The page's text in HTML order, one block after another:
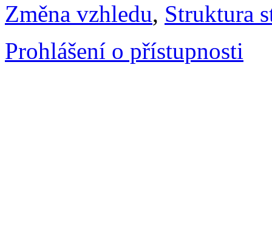
Změna vzhledu, Struktura
Prohlášení o přístupnosti